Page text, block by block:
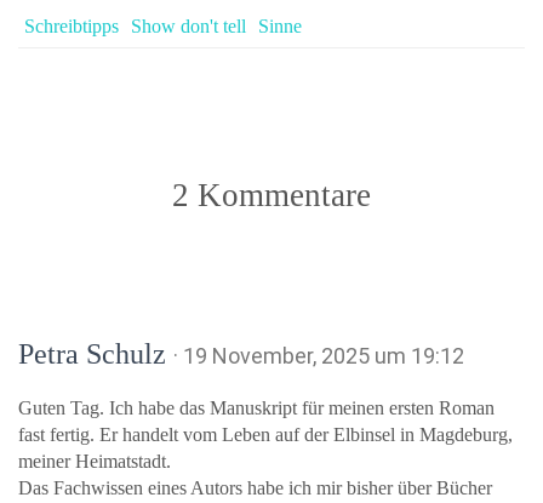
Schreibtipps Show don't tell Sinne
2 Kommentare
Petra Schulz · 19 November, 2025 um 19:12
Guten Tag. Ich habe das Manuskript für meinen ersten Roman
fast fertig. Er handelt vom Leben auf der Elbinsel in Magdeburg,
meiner Heimatstadt.
Das Fachwissen eines Autors habe ich mir bisher über Bücher